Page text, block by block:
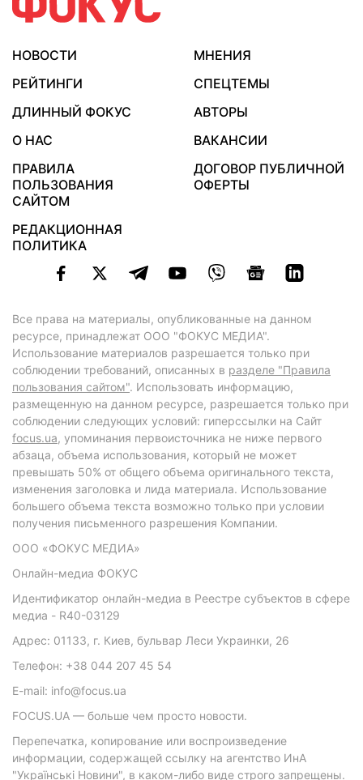
НОВОСТИ
МНЕНИЯ
РЕЙТИНГИ
СПЕЦТЕМЫ
ДЛИННЫЙ ФОКУС
АВТОРЫ
О НАС
ВАКАНСИИ
ПРАВИЛА
ПОЛЬЗОВАНИЯ
САЙТОМ
ДОГОВОР ПУБЛИЧНОЙ
ОФЕРТЫ
РЕДАКЦИОННАЯ
ПОЛИТИКА
Все права на материалы, опубликованные на данном
ресурсе, принадлежат ООО "ФОКУС МЕДИА".
Использование материалов разрешается только при
соблюдении требований, описанных в разделе "Правила
пользования сайтом". Использовать информацию,
размещенную на данном ресурсе, разрешается только при
соблюдении следующих условий: гиперссылки на Сайт
focus.ua, упоминания первоисточника не ниже первого
абзаца, объема использования, который не может
превышать 50% от общего объема оригинального текста,
изменения заголовка и лида материала. Использование
большего объема текста возможно только при условии
получения письменного разрешения Компании.
ООО «ФОКУС МЕДИА»
Онлайн-медиа ФОКУС
Идентификатор онлайн-медиа в Реестре субъектов в сфере
медиа - R40-03129
Адрес: 01133, г. Киев, бульвар Леси Украинки, 26
Телефон: +38 044 207 45 54
E-mail: info@focus.ua
FOCUS.UA — больше чем просто новости.
Перепечатка, копирование или воспроизведение
информации, содержащей ссылку на агентство ИнА
"Українські Новини", в каком-либо виде строго запрещены.